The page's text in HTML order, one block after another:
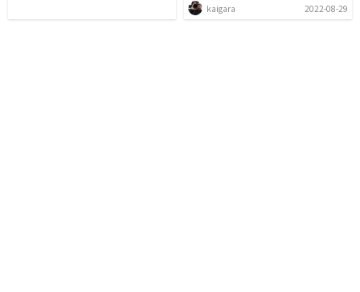
kaigara 2022-08-29